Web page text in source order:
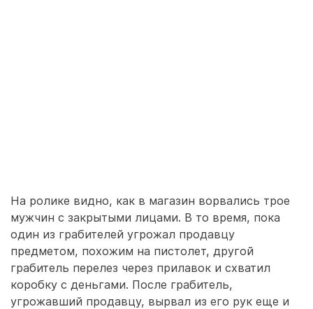
На ролике видно, как в магазин ворвались трое
мужчин с закрытыми лицами. В то время, пока
один из грабителей угрожал продавцу
предметом, похожим на пистолет, другой
грабитель перелез через прилавок и схватил
коробку с деньгами. После грабитель,
угрожавший продавцу, вырвал из его рук еще и